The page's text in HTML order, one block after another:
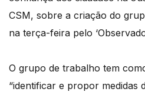
CSM, sobre a criação do
na terça-feira pelo
O grupo de trabalho tem
“identificar e propor medidas